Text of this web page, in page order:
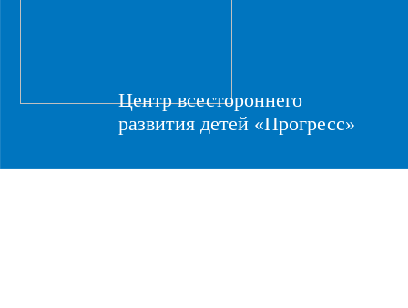
Центр всестороннего
развития детей «Прогресс»